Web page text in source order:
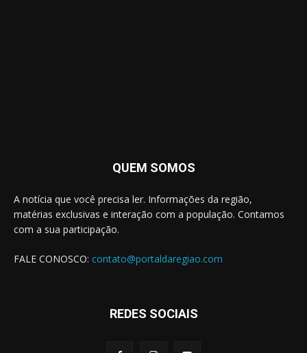
QUEM SOMOS
A notícia que você precisa ler. Informações da região,
matérias exclusivas e interação com a população. Contamos
com a sua participação.
FALE CONOSCO: contato@portaldaregiao.com
REDES SOCIAIS